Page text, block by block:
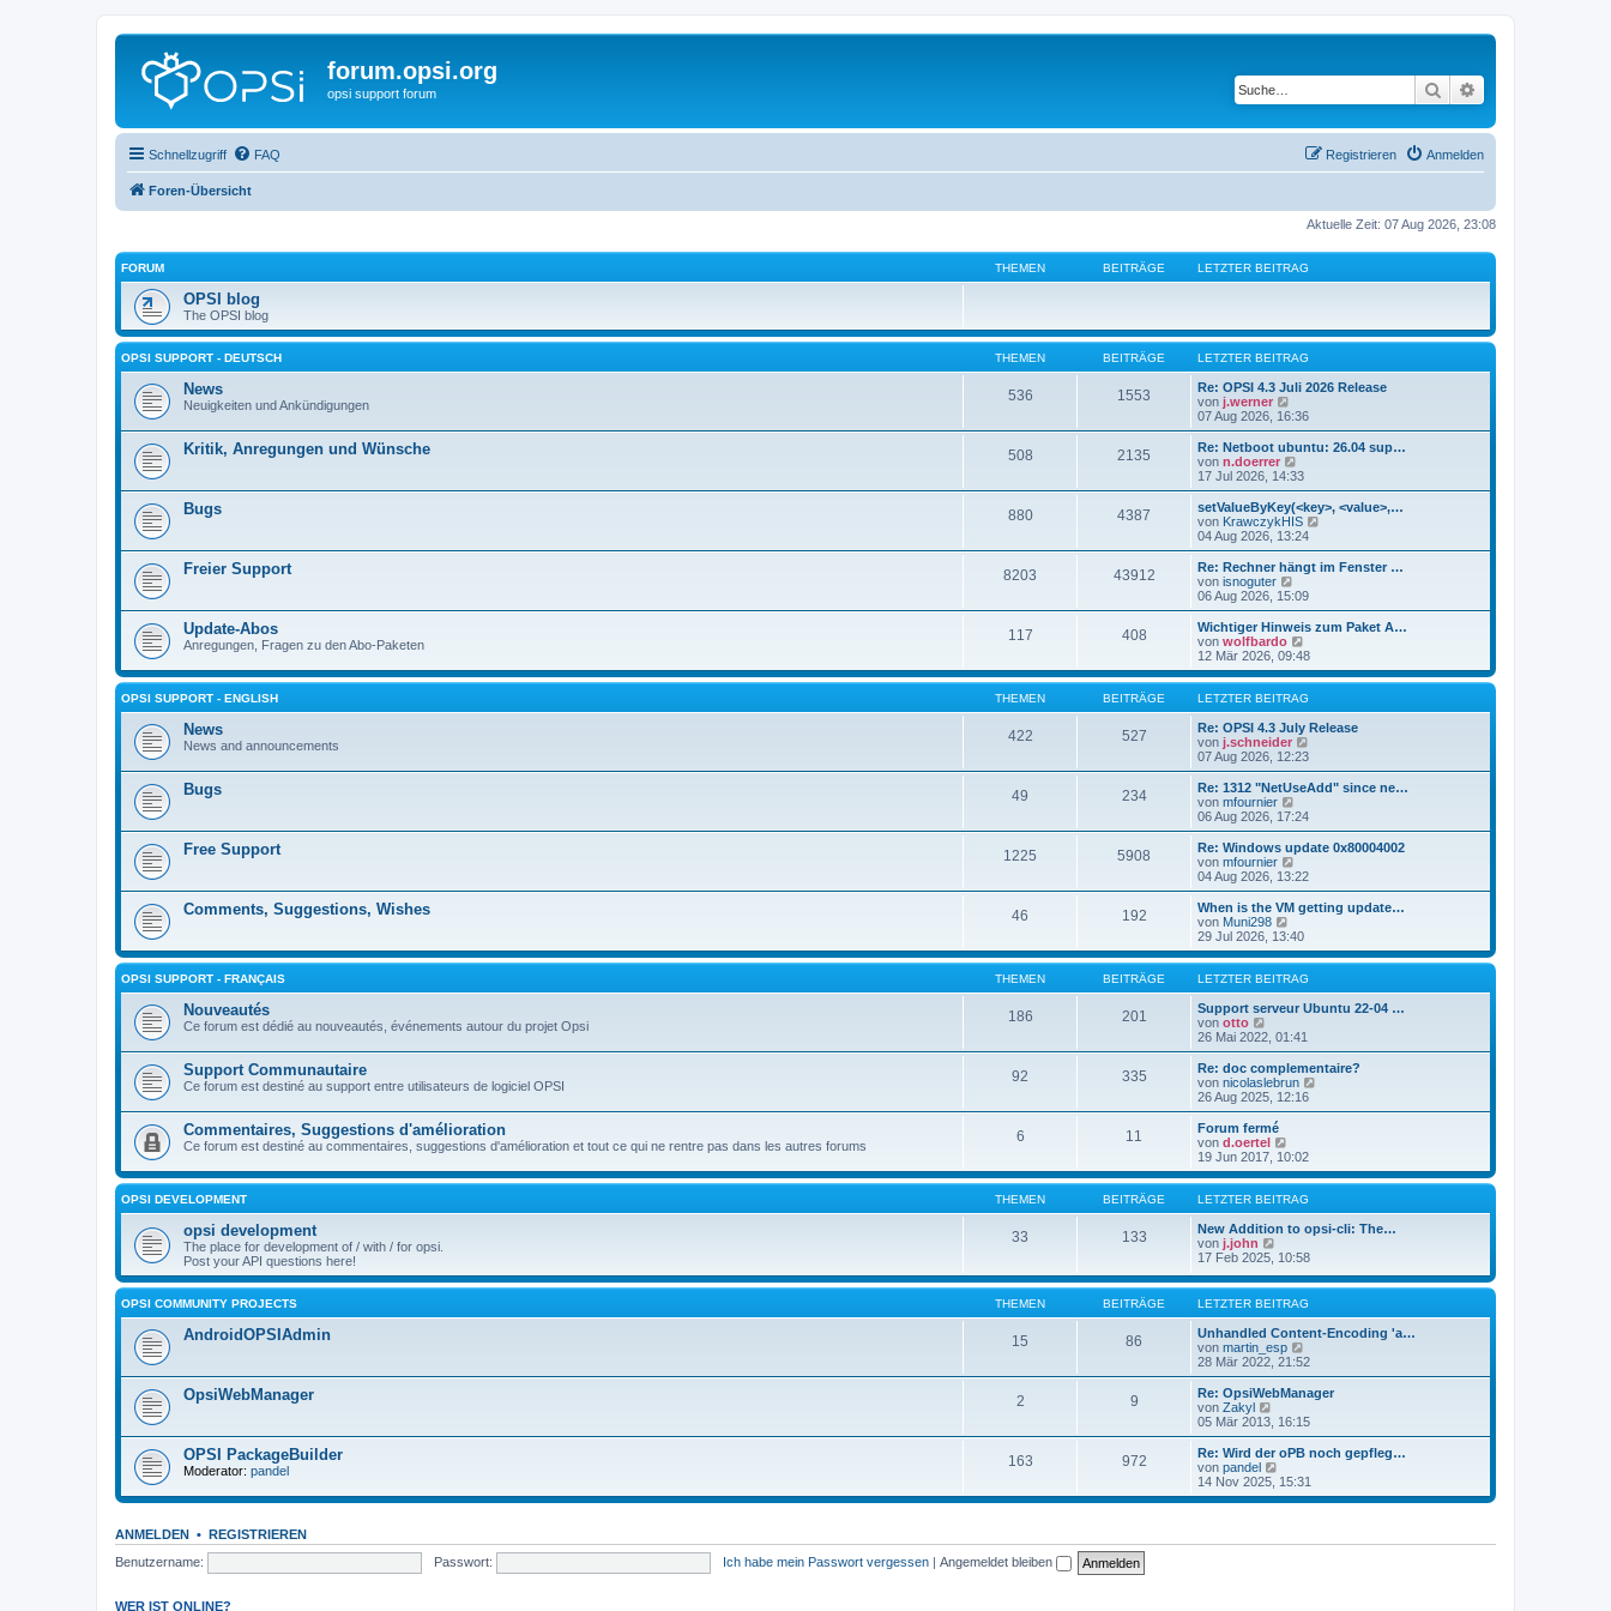
forum.opsi.org
opsi support forum Suche
Schnellzugriff FAQ Anmelden
Registrieren
Foren-Übersicht
Aktuelle Zeit: 07 Aug 2026, 23:08
FORUM THEMEN BEITRÄGE LETZTER BEITRAG
OPSI blog
The OPSI blog
OPSI SUPPORT - DEUTSCH THEMEN BEITRÄGE LETZTER BEITRAG
News
Neuigkeiten und Ankündigungen
536 1553
Re: OPSI 4.3 Juli 2026 Release
von j.werner
e
u
e
s
t
r
B
e
i
r
a
g
07 Aug 2026, 16:36
Kritik, Anregungen und Wünsche 508 2135
Re: Netboot ubuntu: 26.04 sup…
von n.doerrer
e
u
e
s
t
B
e
i
r
a
g
17 Jul 2026, 14:33
Bugs 880 4387
setValueByKey(<key>, <value>,…
von KrawczykHIS
u
e
B
t
g
04 Aug 2026, 13:24
Freier Support 8203 43912
Re: Rechner hängt im Fenster …
von isnoguter
e
u
e
s
t
r
B
e
i
t
r
06 Aug 2026, 15:09
Update-Abos
Anregungen, Fragen zu den Abo-Paketen
117 408
Wichtiger Hinweis zum Paket A…
von wolfbardo
e
u
e
s
t
e
r
B
e
i
r
g
12 Mär 2026, 09:48
OPSI SUPPORT - ENGLISH THEMEN BEITRÄGE LETZTER BEITRAG
News
News and announcements
422 527
Re: OPSI 4.3 July Release
von j.schneider
u
e
B
r
07 Aug 2026, 12:23
Bugs 49 234
Re: 1312 "NetUseAdd" since ne…
von mfournier
e
u
e
s
t
B
e
i
t
r
a
06 Aug 2026, 17:24
Free Support 1225 5908
Re: Windows update 0x80004002
von mfournier
e
u
e
s
t
r
B
e
i
r
04 Aug 2026, 13:22
Comments, Suggestions, Wishes 46 192
When is the VM getting update…
von Muni298
e
u
e
s
t
e
B
e
i
t
r
29 Jul 2026, 13:40
OPSI SUPPORT - FRANÇAIS THEMEN BEITRÄGE LETZTER BEITRAG
Nouveautés
Ce forum est dédié au nouveautés, événements autour du projet Opsi
186 201
Support serveur Ubuntu 22-04 …
von otto
e
u
e
s
t
e
B
e
t
r
a
g
26 Mai 2022, 01:41
Support Communautaire
Ce forum est destiné au support entre utilisateurs de logiciel OPSI
92 335
Re: doc complementaire?
von nicolaslebrun
u
r
e
i
g
26 Aug 2025, 12:16
Commentaires, Suggestions d'amélioration
Ce forum est destiné au commentaires, suggestions d'amélioration et tout ce qui ne rentre pas dans les autres forums
6 11
Forum fermé
von d.oertel
e
u
e
s
t
e
B
i
t
a
g
19 Jun 2017, 10:02
OPSI DEVELOPMENT THEMEN BEITRÄGE LETZTER BEITRAG
opsi development
The place for development of / with / for opsi.
Post your API questions here!
33 133
New Addition to opsi-cli: The…
von j.john
e
e
s
e
r
B
e
t
r
a
g
17 Feb 2025, 10:58
OPSI COMMUNITY PROJECTS THEMEN BEITRÄGE LETZTER BEITRAG
AndroidOPSIAdmin 15 86
Unhandled Content-Encoding 'a…
von martin_esp
e
u
e
t
B
e
i
t
g
28 Mär 2022, 21:52
OpsiWebManager 2 9
Re: OpsiWebManager
von Zakyl
e
u
e
s
t
e
r
i
05 Mär 2013, 16:15
OPSI PackageBuilder
Moderator: pandel
163 972
Re: Wird der oPB noch gepfleg…
von pandel
e
u
14 Nov 2025, 15:31
ANMELDEN • REGISTRIEREN
Benutzername:
Passwort: Ich habe mein Passwort vergessen | Angemeldet bleiben
WER IST ONLINE?